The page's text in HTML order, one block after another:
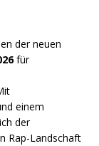
der neuen
für
einem
der
Rap-Landschaft